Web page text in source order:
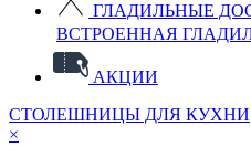
ГЛАДИЛЬНЫЕ
ВСТРОЕННАЯ
АКЦИИ
СТОЛЕШНИЦЫ ДЛЯ КУХНИ
×